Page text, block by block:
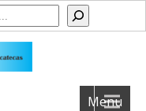
Menu